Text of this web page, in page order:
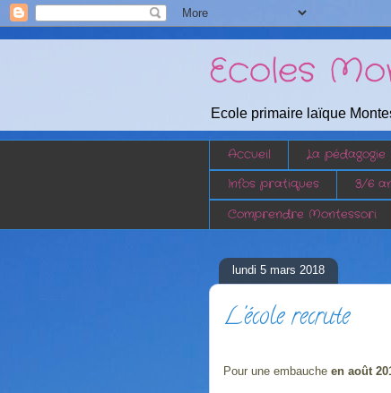
Ecoles
Ecole primaire laïque
Accueil La
Infos pratiques
3/6
Comprendre Montessori
lundi 5 mars 2018
L'école recrute
Pour une embauche en août